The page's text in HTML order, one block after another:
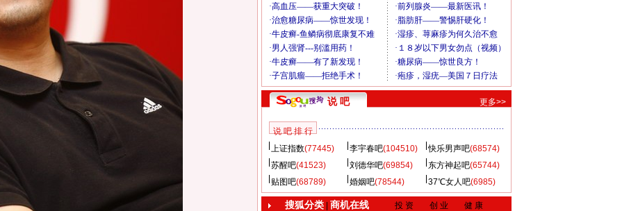
说 吧 更多>>
说 吧 排 行
上证指数(77445) 李宇春吧(104510) 快乐男声吧(68574)
苏醒吧(41523) 刘德华吧(69854) 东方神起吧(65744)
贴图吧(68789) 婚姻吧(78544) 37℃女人吧(6985)
搜狐分类| 商机在线 投 资 创 业 健 康